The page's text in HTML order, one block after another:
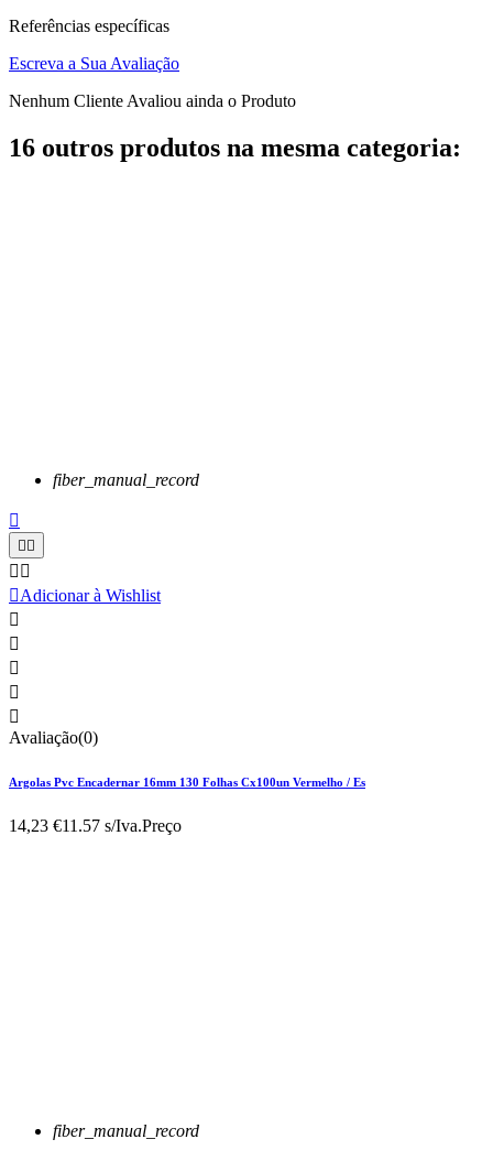
Referências específicas
Escreva a Sua Avaliação
Nenhum Cliente Avaliou ainda o Produto
16 outros produtos na mesma categoria:
fiber_manual_record

 
 
Adicionar à Wishlist





Avaliação(0)
Argolas Pvc Encadernar 16mm 130 Folhas Cx100un Vermelho / Es
14,23 €11.57 s/Iva.Preço
fiber_manual_record